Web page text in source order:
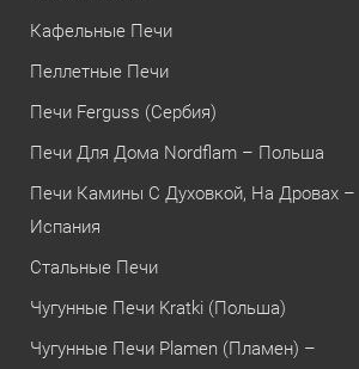
Кафельные Печи
Пеллетные Печи
Печи Ferguss (Сербия)
Печи Для Дома Nordflam – Польша
Печи Камины С Духовкой, На Дровах –
Испания
Стальные Печи
Чугунные Печи Kratki (Польша)
Чугунные Печи Plamen (Пламен) –